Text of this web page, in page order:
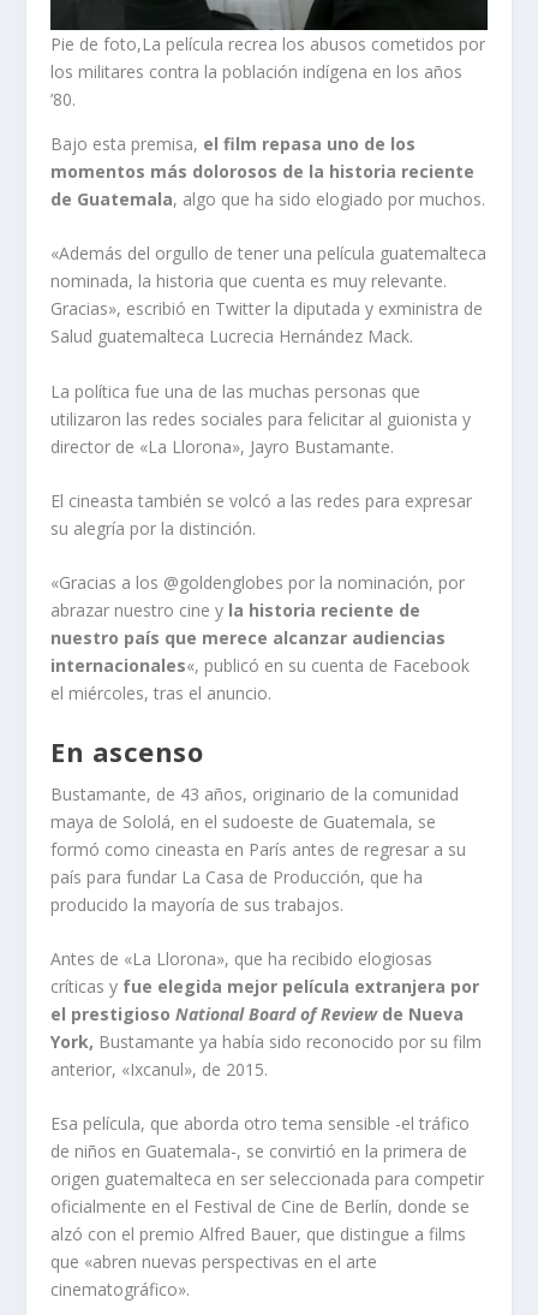
Pie de foto,La película recrea los abusos cometidos por
los militares contra la población indígena en los años
’80.
Bajo esta premisa, el film repasa uno de los
momentos más dolorosos de la historia reciente
de Guatemala, algo que ha sido elogiado por muchos.
«Además del orgullo de tener una película guatemalteca
nominada, la historia que cuenta es muy relevante.
Gracias», escribió en Twitter la diputada y exministra de
Salud guatemalteca Lucrecia Hernández Mack.
La política fue una de las muchas personas que
utilizaron las redes sociales para felicitar al guionista y
director de «La Llorona», Jayro Bustamante.
El cineasta también se volcó a las redes para expresar
su alegría por la distinción.
«Gracias a los @goldenglobes por la nominación, por
abrazar nuestro cine y la historia reciente de
nuestro país que merece alcanzar audiencias
internacionales«, publicó en su cuenta de Facebook
el miércoles, tras el anuncio.
En ascenso
Bustamante, de 43 años, originario de la comunidad
maya de Sololá, en el sudoeste de Guatemala, se
formó como cineasta en París antes de regresar a su
país para fundar La Casa de Producción, que ha
producido la mayoría de sus trabajos.
Antes de «La Llorona», que ha recibido elogiosas
críticas y fue elegida mejor película extranjera por
el prestigiosoNational Board of Reviewde Nueva
York, Bustamante ya había sido reconocido por su film
anterior, «Ixcanul», de 2015.
Esa película, que aborda otro tema sensible -el tráfico
de niños en Guatemala-, se convirtió en la primera de
origen guatemalteca en ser seleccionada para competir
oficialmente en el Festival de Cine de Berlín, donde se
alzó con el premio Alfred Bauer, que distingue a films
que «abren nuevas perspectivas en el arte
cinematográfico».